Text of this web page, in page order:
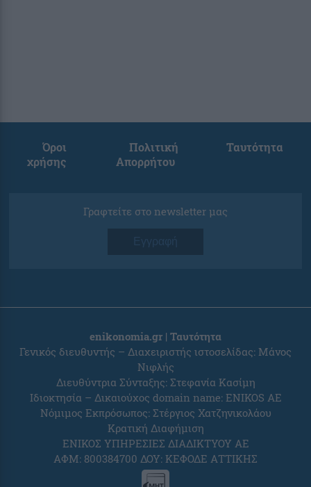
Όροι
χρήσης
Πολιτική
Απορρήτου
Ταυτότητα
Γραφτείτε στο newsletter μας
Εγγραφή
enikonomia.gr | Ταυτότητα
Γενικός διευθυντής – Διαχειριστής ιστοσελίδας: Μάνος
Νιφλής
Διευθύντρια Σύνταξης: Στεφανία Κασίμη
Ιδιοκτησία – Δικαιούχος domain name: ENIKOS AE
Νόμιμος Εκπρόσωπος: Στέργιος Χατζηνικολάου
Κρατική Διαφήμιση
ΕΝΙΚΟΣ ΥΠΗΡΕΣΙΕΣ ΔΙΑΔΙΚΤΥΟΥ ΑΕ
ΑΦΜ: 800384700 ΔΟΥ: ΚΕΦΟΔΕ ΑΤΤΙΚΗΣ